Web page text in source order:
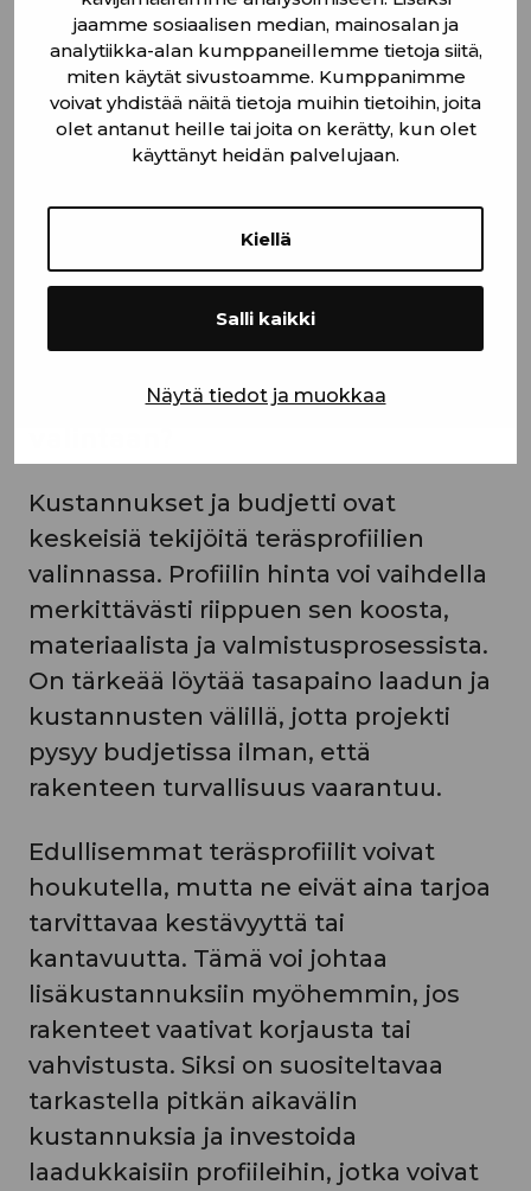
jaamme sosiaalisen median, mainosalan ja
analytiikka-alan kumppaneillemme tietoja siitä,
miten käytät sivustoamme. Kumppanimme
voivat yhdistää näitä tietoja muihin tietoihin, joita
olet antanut heille tai joita on kerätty, kun olet
käyttänyt heidän palvelujaan.
Kiellä
Salli kaikki
Näytä tiedot ja muokkaa
jäykkyyttä.
Näiden lisäksi on saatavilla useita
muita profiilityyppejä, kuten T-profiilit
ja putkiprofiilit, jotka soveltuvat
Valinta riippuu aina projektin
erityisvaatimuksista ja rakenteellisista
vaikuttavat teräsprofiilin
Kustannukset ja budjetti ovat
keskeisiä tekijöitä teräsprofiilien
valinnassa. Profiilin hinta voi vaihdella
merkittävästi riippuen sen koosta,
materiaalista ja valmistusprosessista.
On tärkeää löytää tasapaino laadun ja
kustannusten välillä, jotta projekti
pysyy budjetissa ilman, että
rakenteen turvallisuus vaarantuu.
Edullisemmat teräsprofiilit voivat
houkutella, mutta ne eivät aina tarjoa
tarvittavaa kestävyyttä tai
kantavuutta. Tämä voi johtaa
lisäkustannuksiin myöhemmin, jos
rakenteet vaativat korjausta tai
vahvistusta. Siksi on suositeltavaa
tarkastella pitkän aikavälin
kustannuksia ja investoida
laadukkaisiin profiileihin, jotka voivat